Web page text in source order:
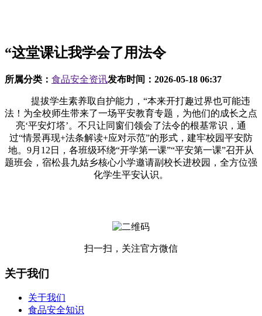
“这堂课让我学会了用法令
所属分类： 食品安全资讯发布时间： 2026-05-18 06:37
提拔学生素养取自护能力，“本来开打趣过界也可能违
法！为全校师生带来了一场平安教育专题，为他们的成长之点
亮‘平安灯塔’。不只让同窗们领会了法令的根基常识，通
过“情景再现+法条解读+应对示范”的形式，建牢校园平安防
地。9月12日，各班级环绕“开学第一课”“平安第一课”召开从
题班会，宿松县九姑乡核心小学邀请副校长进校园，全方位强
化学生平安认识。
扫一扫，关注官方微信
关于我们
关于我们
食品安全知识